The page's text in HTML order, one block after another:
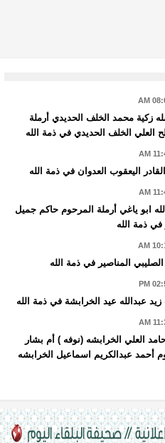
زكية محمد الخلف الحديدي أرملة
العلي الخلف الحديدي في ذمة الله
اليعقوب العدوان في ذمة الله
ابو ياغي أرملة المرحوم حاكم جميل
في ذمة الله
المناصير في ذمة الله
زيد عبدالله عيد الخرابشة في ذمة الله
حامد العلي الخرابشه (نوفه ) أم بشار
أحمد عبدالكريم اسماعيل الخرابشه